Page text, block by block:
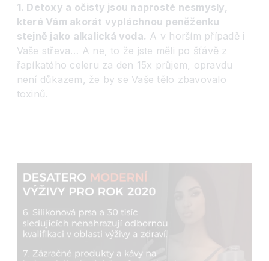
1. Detoxy a očisty jsou naprosté nesmysly,
které Vám akorát vypláchnou peněženku
stejně jako alkalická voda. A v horším případě i
Vaše střeva… A ne, to že jste měli po šťávě z
řapíkatého celeru za den 15x průjem, opravdu
není důkazem, že by se Vaše tělo zbavovalo
toxinů.